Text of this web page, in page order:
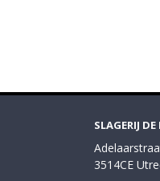
SLAGERIJ
3514CE